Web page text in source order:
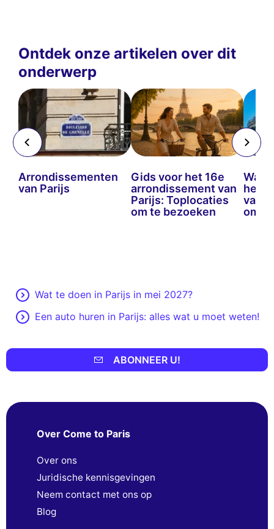
Ontdek onze artikelen over dit
onderwerp
Arrondissementen
van Parijs
Gids voor het 16e
arrondissement van
Parijs: Toplocaties
om te bezoeken
Wat
het
van
om
Wat te doen in Parijs in mei 2027?
Een auto huren in Parijs: alles wat u moet weten!
ABONNEER U!
Over Come to Paris
Over ons
Juridische kennisgevingen
Neem contact met ons op
Blog